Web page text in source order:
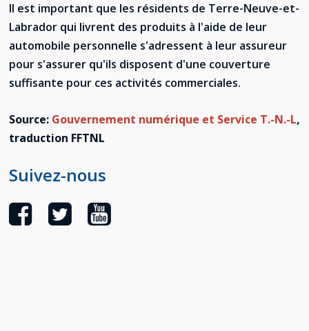
Pinos Mpiana
Allison Chaytor
Maurice Nzoyamara
Lee Trowbridge
Skye Fisher
Pamela Tucker
Programmes et services du gouvernement
provincial
Ressources linguistiques pour la
communication en santé
Il est important que les résidents de Terre-Neuve-et-
Labrador qui livrent des produits à l'aide de leur
automobile personnelle s'adressent à leur assureur
pour s'assurer qu'ils disposent d'une couverture
suffisante pour ces activités commerciales.
Source: Gouvernement numérique et Service T.-N.-L,
traduction FFTNL
Suivez-nous